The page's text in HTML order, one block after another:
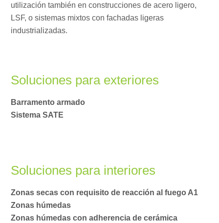
utilización también en construcciones de acero ligero,
LSF, o sistemas mixtos con fachadas ligeras
industrializadas.
Soluciones para exteriores
Barramento armado
Sistema SATE
Soluciones para interiores
Zonas secas con requisito de reacción al fuego A1
Zonas húmedas
Zonas húmedas con adherencia de cerámica